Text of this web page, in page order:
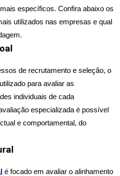
específicos. Confira abaixo os
utilizados nas empresas e qual
de recrutamento e seleção, o
para avaliar as
individuais de cada
especializada é possível
e comportamental, do
é focado em avaliar o alinhamento